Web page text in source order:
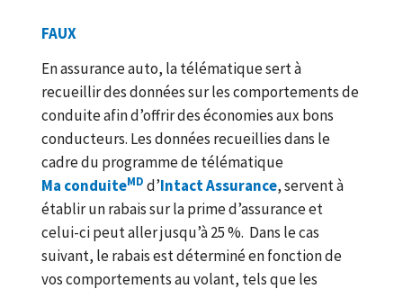
FAUX
En assurance auto, la télématique sert à
recueillir des données sur les comportements de
conduite afin d’offrir des économies aux bons
conducteurs. Les données recueillies dans le
cadre du programme de télématique
Ma conduiteMD d’Intact Assurance, servent à
établir un rabais sur la prime d’assurance et
celui-ci peut aller jusqu’à 25 %. Dans le cas
suivant, le rabais est déterminé en fonction de
vos comportements au volant, tels que les